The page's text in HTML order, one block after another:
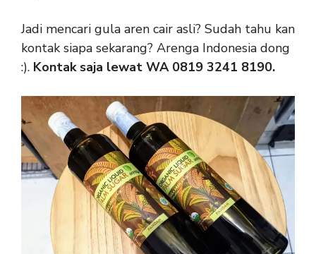
Jadi mencari gula aren cair asli? Sudah tahu kan
kontak siapa sekarang? Arenga Indonesia dong
:). Kontak saja lewat WA 0819 3241 8190.